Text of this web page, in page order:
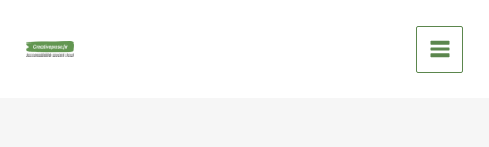
contenu
MAIN
des
articles